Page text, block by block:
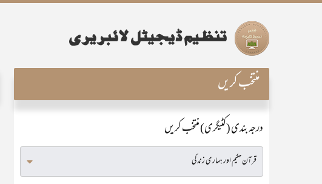
منتخب کریں
درجہ بندی (کٹیگری) منتخب کریں